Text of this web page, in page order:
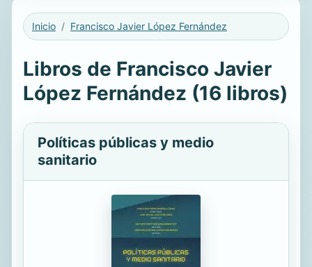
Inicio Francisco Javier López Fernández
Libros de Francisco Javier
López Fernández (16 libros)
Políticas públicas y medio
sanitario